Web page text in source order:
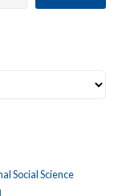
Social Science